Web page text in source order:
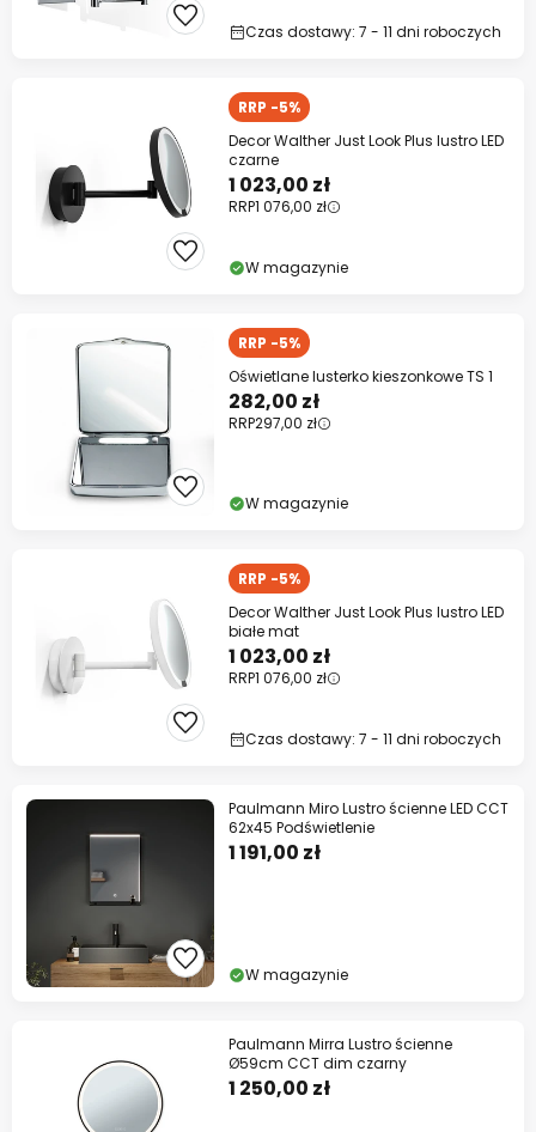
Czas dostawy: 7 - 11 dni roboczych
RRP -5%
Decor Walther Just Look Plus lustro LED
czarne
1 023,00 zł
RRP1 076,00 zł
W magazynie
RRP -5%
Oświetlane lusterko kieszonkowe TS 1
282,00 zł
RRP297,00 zł
W magazynie
RRP -5%
Decor Walther Just Look Plus lustro LED
białe mat
1 023,00 zł
RRP1 076,00 zł
Czas dostawy: 7 - 11 dni roboczych
Paulmann Miro Lustro ścienne LED CCT
62x45 Podświetlenie
1 191,00 zł
W magazynie
Paulmann Mirra Lustro ścienne
Ø59cm CCT dim czarny
1 250,00 zł